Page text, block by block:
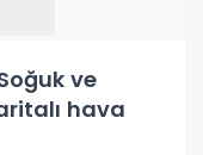
ve
hava